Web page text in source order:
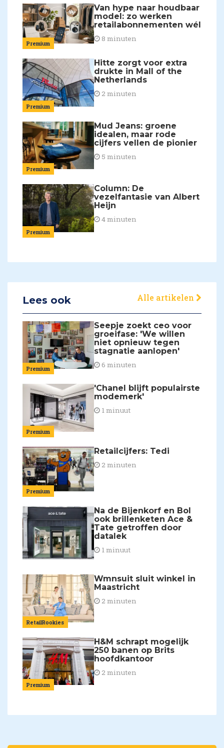
Premium
Van hype naar houdbaar
model: zo werken
retailabonnementen wél
8 minuten
Premium
Hitte zorgt voor extra
drukte in Mall of the
Netherlands
2 minuten
Premium
Mud Jeans: groene
idealen, maar rode
cijfers vellen de pionier
5 minuten
Premium
Column: De
vezelfantasie van Albert
Heijn
4 minuten
Lees ook Alle artikelen
Premium
Seepje zoekt ceo voor
groeifase: 'We willen
niet opnieuw tegen
stagnatie aanlopen'
6 minuten
Premium
'Chanel blijft populairste
modemerk'
1 minuut
Premium
Retailcijfers: Tedi
2 minuten
Na de Bijenkorf en Bol
ook brillenketen Ace &
Tate getroffen door
datalek
1 minuut
RetailRookies
Wmnsuit sluit winkel in
Maastricht
2 minuten
Premium
H&M schrapt mogelijk
250 banen op Brits
hoofdkantoor
2 minuten